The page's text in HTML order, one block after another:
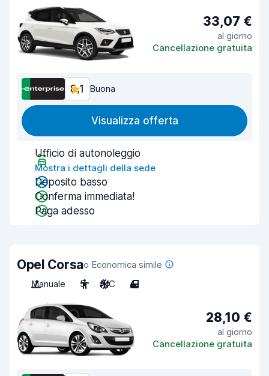
33,07 €
al giorno
Cancellazione gratuita
8,1 Buona
Visualizza offerta
Ufficio di autonoleggio
Mostra i dettagli della sede
Deposito basso
Conferma immediata!
Paga adesso
Opel Corsao Economica simile
Manuale
5 A/C 4
28,10 €
al giorno
Cancellazione gratuita